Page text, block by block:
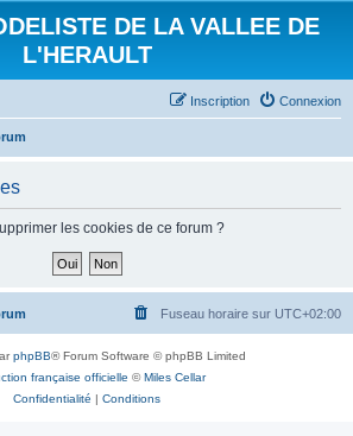
DE LA VALLEE DE
L'HERAULT
Connexion
Inscription
les cookies de ce forum ?
Fuseau horaire sur UTC+02:00
phpBB® Forum Software © phpBB Limited
française officielle ©Miles Cellar
Confidentialité | Conditions